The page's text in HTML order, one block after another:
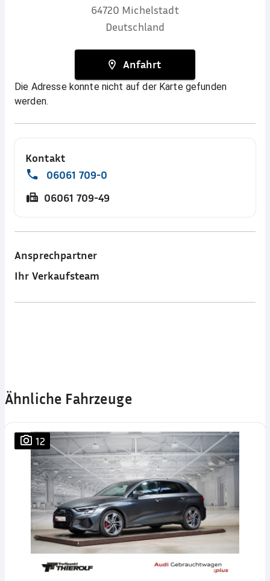
64720 Michelstadt
Deutschland
Anfahrt
Die Adresse konnte nicht auf der Karte gefunden
werden.
Kontakt
06061 709-0
06061 709-49
Ansprechpartner
Ihr Verkaufsteam
Ähnliche Fahrzeuge
12